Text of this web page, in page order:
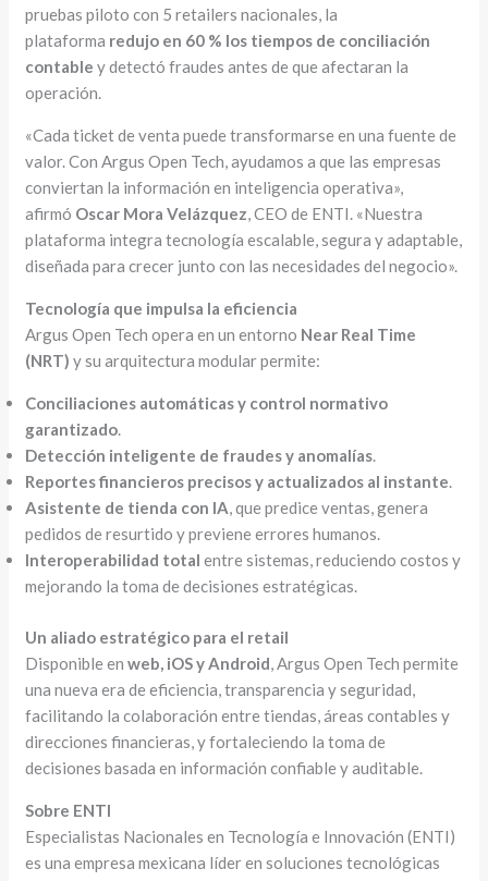
pruebas piloto con 5 retailers nacionales, la
plataforma redujo en 60 % los tiempos de conciliación
contable y detectó fraudes antes de que afectaran la
operación.
«Cada ticket de venta puede transformarse en una fuente de
valor. Con Argus Open Tech, ayudamos a que las empresas
conviertan la información en inteligencia operativa»,
afirmó Oscar Mora Velázquez, CEO de ENTI. «Nuestra
plataforma integra tecnología escalable, segura y adaptable,
diseñada para crecer junto con las necesidades del negocio».
Tecnología que impulsa la eficiencia
Argus Open Tech opera en un entorno Near Real Time
(NRT) y su arquitectura modular permite:
Conciliaciones automáticas y control normativo
garantizado.
Detección inteligente de fraudes y anomalías.
Reportes financieros precisos y actualizados al instante.
Asistente de tienda con IA, que predice ventas, genera
pedidos de resurtido y previene errores humanos.
Interoperabilidad total entre sistemas, reduciendo costos y
mejorando la toma de decisiones estratégicas.
Un aliado estratégico para el retail
Disponible enweb, iOS y Android, Argus Open Tech permite
una nueva era de eficiencia, transparencia y seguridad,
facilitando la colaboración entre tiendas, áreas contables y
direcciones financieras, y fortaleciendo la toma de
decisiones basada en información confiable y auditable.
Sobre ENTI
Especialistas Nacionales en Tecnología e Innovación (ENTI)
es una empresa mexicana líder en soluciones tecnológicas